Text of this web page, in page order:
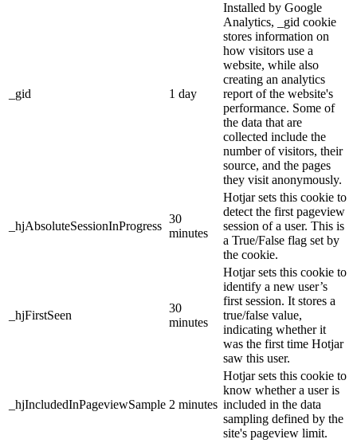
_gid 1 day
Installed by Google
Analytics, _gid cookie
stores information on
how visitors use a
website, while also
creating an analytics
report of the website's
performance. Some of
the data that are
collected include the
number of visitors, their
source, and the pages
they visit anonymously.
_hjAbsoluteSessionInProgress
30
minutes
Hotjar sets this cookie to
detect the first pageview
session of a user. This is
a True/False flag set by
the cookie.
_hjFirstSeen
30
minutes
Hotjar sets this cookie to
identify a new user’s
first session. It stores a
true/false value,
indicating whether it
was the first time Hotjar
saw this user.
_hjIncludedInPageviewSample 2 minutes
Hotjar sets this cookie to
know whether a user is
included in the data
sampling defined by the
site's pageview limit.